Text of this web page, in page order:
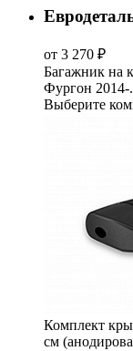
от 3 270 ₽
Багажник на
Фургон 2014-
Выберите
Комплект
см